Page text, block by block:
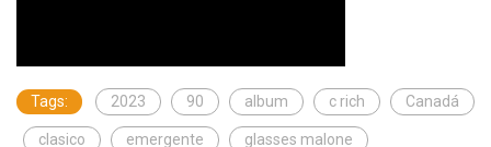
Tags: 2023 90 album c rich Canadá
clasico emergente glasses malone